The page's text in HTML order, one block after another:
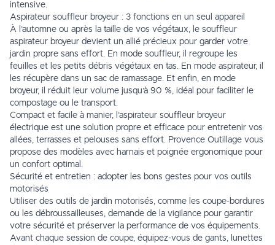
intensive.
Aspirateur souffleur broyeur : 3 fonctions en un seul appareil
À l’automne ou après la taille de vos végétaux, le souffleur
aspirateur broyeur devient un allié précieux pour garder votre
jardin propre sans effort. En mode souffleur, il regroupe les
feuilles et les petits débris végétaux en tas. En mode aspirateur, il
les récupère dans un sac de ramassage. Et enfin, en mode
broyeur, il réduit leur volume jusqu’à 90 %, idéal pour faciliter le
compostage ou le transport.
Compact et facile à manier, l’aspirateur souffleur broyeur
électrique est une solution propre et efficace pour entretenir vos
allées, terrasses et pelouses sans effort. Provence Outillage vous
propose des modèles avec harnais et poignée ergonomique pour
un confort optimal.
Sécurité et entretien : adopter les bons gestes pour vos outils
motorisés
Utiliser des outils de jardin motorisés, comme les coupe-bordures
ou les débroussailleuses, demande de la vigilance pour garantir
votre sécurité et préserver la performance de vos équipements.
Avant chaque session de coupe, équipez-vous de gants, lunettes